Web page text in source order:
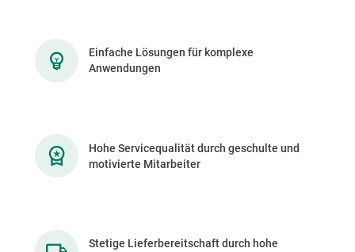
Einfache Lösungen für komplexe
Anwendungen
Hohe Servicequalität durch geschulte und
motivierte Mitarbeiter
Stetige Lieferbereitschaft durch hohe